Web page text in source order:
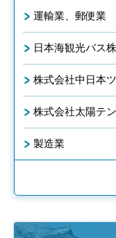
運輸業、郵便業
日本海観光バス
株式会社中日本
株式会社太陽テ
製造業